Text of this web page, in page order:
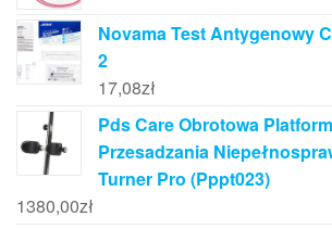
Novama Test Antygenowy
2
17,08zł
Pds Care Obrotowa
Przesadzania
Turner Pro (Pppt023)
1380,00zł